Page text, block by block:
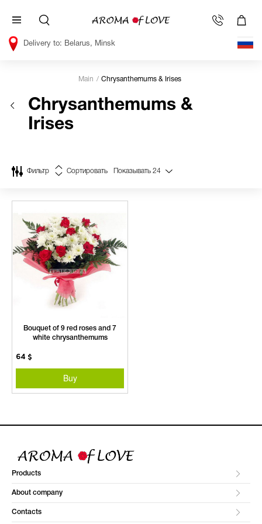
Belarus, Minsk
Main Chrysanthemums & Irises
Chrysanthemums &
Irises
Фильтр Сортировать Показывать 24
Bouquet of 9 red roses and 7
white chrysanthemums
64 $
Buy
Products
About company
Contacts